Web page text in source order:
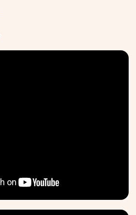
Kapcsolat